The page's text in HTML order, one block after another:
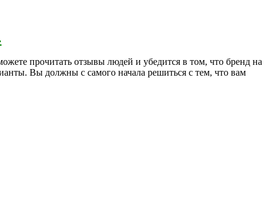
прочитать отзывы людей и убедится в том, что бренд на
Вы должны с самого начала решиться с тем, что вам